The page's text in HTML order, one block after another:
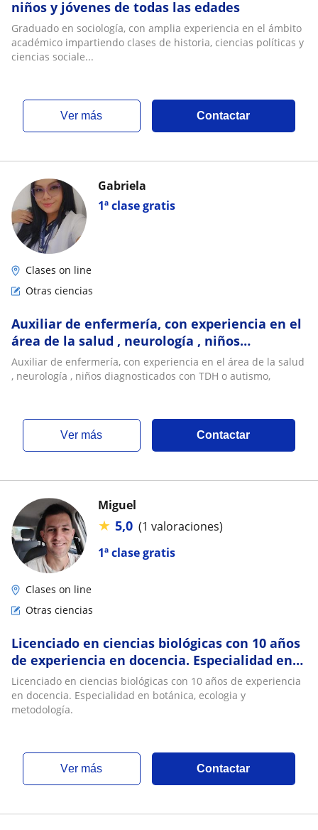
niños y jóvenes de todas las edades
Graduado en sociología, con amplia experiencia en el ámbito
académico impartiendo clases de historia, ciencias políticas y
ciencias sociale...
ver más Contactar
1ª clase gratis
Gabriela
Clases on line
Otras ciencias
Auxiliar de enfermería, con experiencia en el
área de la salud , neurología , niños
diagnosticados con TDH o autismo
Auxiliar de enfermería, con experiencia en el área de la salud
, neurología , niños diagnosticados con TDH o autismo,
ver más Contactar
1ª clase gratis
Miguel
★ 5,0 (1 valoraciones)
Clases on line
Otras ciencias
Licenciado en ciencias biológicas con 10 años
de experiencia en docencia. Especialidad en
botánica, ecologia y metodología
Licenciado en ciencias biológicas con 10 años de experiencia
en docencia. Especialidad en botánica, ecologia y
metodología.
ver más Contactar